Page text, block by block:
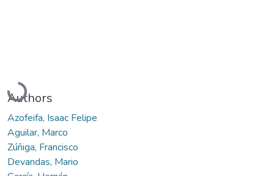
Loading...
Authors
Azofeifa, Isaac Felipe
Aguilar, Marco
Zúñiga, Francisco
Devandas, Mario